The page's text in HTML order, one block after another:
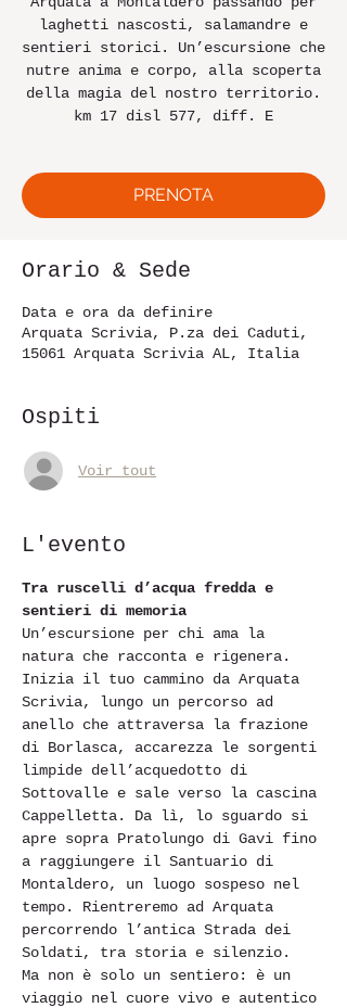
laghetti nascosti, salamandre e
sentieri storici. Un’escursione che
nutre anima e corpo, alla scoperta
della magia del nostro territorio.
km 17 disl 577, diff. E
PRENOTA
Orario & Sede
Data e ora da definire
Arquata Scrivia, P.za dei Caduti,
15061 Arquata Scrivia AL, Italia
Ospiti
Voir tout
L'evento
Tra ruscelli d’acqua fredda e
sentieri di memoria
Un’escursione per chi ama la
natura che racconta e rigenera.
Inizia il tuo cammino da Arquata
Scrivia, lungo un percorso ad
anello che attraversa la frazione
di Borlasca, accarezza le sorgenti
limpide dell’acquedotto di
Sottovalle e sale verso la cascina
Cappelletta. Da lì, lo sguardo si
apre sopra Pratolungo di Gavi fino
a raggiungere il Santuario di
Montaldero, un luogo sospeso nel
tempo. Rientreremo ad Arquata
percorrendo l’antica Strada dei
Soldati, tra storia e silenzio.
Ma non è solo un sentiero: è un
viaggio nel cuore vivo e autentico